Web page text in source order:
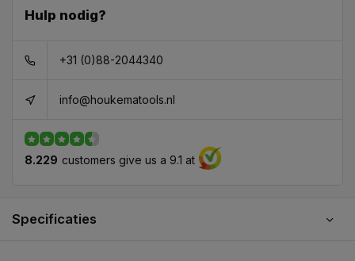
Hulp nodig?
+31 (0)88-2044340
info@houkematools.nl
8.229 customers give us a 9.1 at
Specificaties